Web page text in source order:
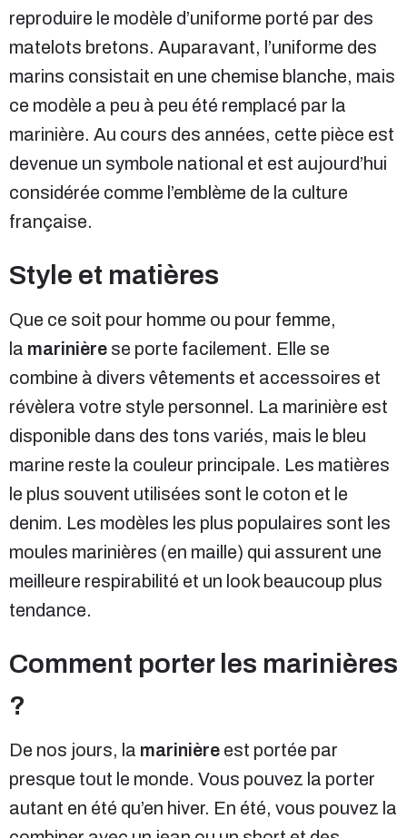
reproduire le modèle d’uniforme porté par des
matelots bretons. Auparavant, l’uniforme des
marins consistait en une chemise blanche, mais
ce modèle a peu à peu été remplacé par la
marinière. Au cours des années, cette pièce est
devenue un symbole national et est aujourd’hui
considérée comme l’emblème de la culture
française.
Style et matières
Que ce soit pour homme ou pour femme,
la marinière se porte facilement. Elle se
combine à divers vêtements et accessoires et
révèlera votre style personnel. La marinière est
disponible dans des tons variés, mais le bleu
marine reste la couleur principale. Les matières
le plus souvent utilisées sont le coton et le
denim. Les modèles les plus populaires sont les
moules marinières (en maille) qui assurent une
meilleure respirabilité et un look beaucoup plus
tendance.
Comment porter les marinières
?
De nos jours, la marinière est portée par
presque tout le monde. Vous pouvez la porter
autant en été qu’en hiver. En été, vous pouvez la